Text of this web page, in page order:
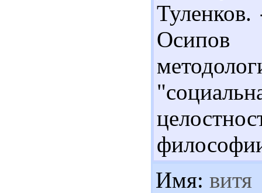
Имя: витя